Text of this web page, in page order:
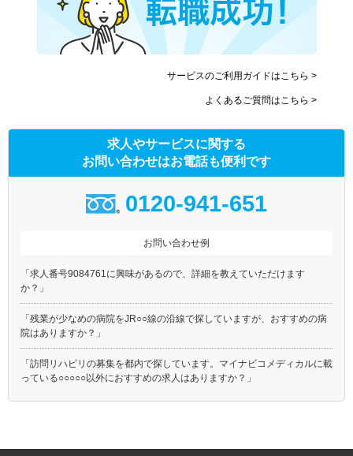
サービスのご利用ガイドはこちら >
よくあるご質問はこちら >
求人やサービスに関する
お問い合わせはお電話も便利です
0120-941-651
お問い合わせ例
「求人番号9084761に興味があるので、詳細を教えていただけます
か？」
「残業が少なめの病院をJR○○線の沿線で探していますが、おすすめの病
院はありますか？」
「訪問リハビリの募集を都内で探しています。マイナビコメディカルに載
っている○○○○○以外におすすめの求人はありますか？」